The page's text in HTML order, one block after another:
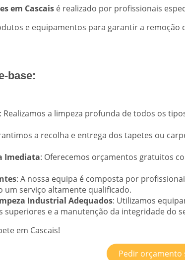
em Cascais é realizado por profissionais
e equipamentos para garantir a
base:
: Realizamos a limpeza profunda de todos os
a recolha e entrega dos tapetes ou
Imediata: Oferecemos orçamentos gratuitos
: A nossa equipa é composta por
um serviço altamente qualificado.
Industrial Adequados: Utilizamos
e a manutenção da integridade do
em Cascais!
Pedir orçamento